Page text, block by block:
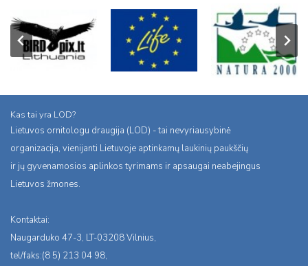
Kas tai yra LOD?
Lietuvos ornitologu draugija (LOD) - tai nevyriausybinė
organizacija, vienijanti Lietuvoje aptinkamų laukinių paukščių
ir jų gyvenamosios aplinkos tyrimams ir apsaugai neabejingus
Lietuvos žmones.
Kontaktai:
Naugarduko 47-3, LT-03208 Vilnius,
tel/faks:(8 5) 213 04 98,